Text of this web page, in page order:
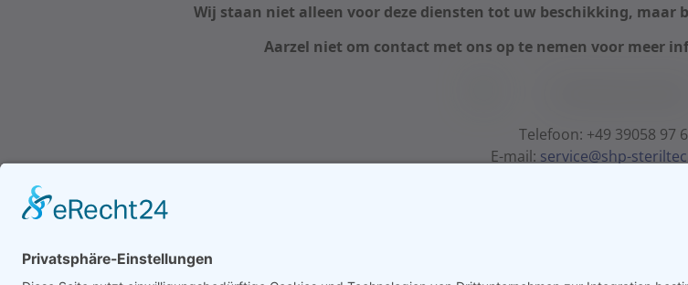
Wij staan niet alleen voor deze diensten tot uw beschikking, maar
Aarzel niet om contact met ons op te nemen voor meer
Telefoon: +49 39058 97
E-mail: service@shp-
Selecteer de taal